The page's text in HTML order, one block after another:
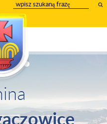
wpisz
szukany
tekst